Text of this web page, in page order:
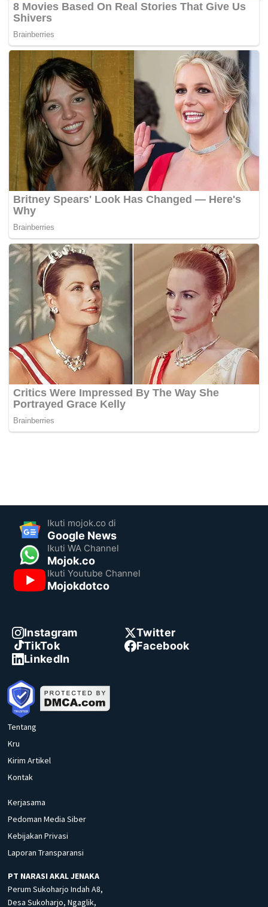
Ikuti mojok.co di
Google News
Ikuti WA Channel
Mojok.co
Ikuti Youtube Channel
Mojokdotco
Instagram
Twitter
TikTok
Facebook
LinkedIn
Tentang
Kru
Kirim Artikel
Kontak
Kerjasama
Pedoman Media Siber
Kebijakan Privasi
Laporan Transparansi
PT NARASI AKAL JENAKA
Perum Sukoharjo Indah A8,
Desa Sukoharjo, Ngaglik,